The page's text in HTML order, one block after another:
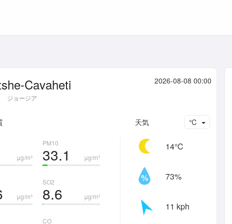
Cavaheti
ジョージア
2026-08-08 00:00
μg/m³
PM10
μg/m³
33.1
μg/m³
SO2
μg/m³
8.6
CO
天気 ℃
14℃
73%
11 kph